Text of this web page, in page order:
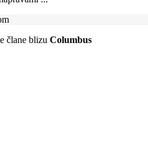
člane blizu Columbus